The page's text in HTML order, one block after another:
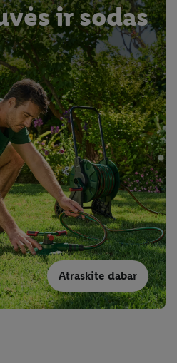
ir sodas
Atraskite dabar